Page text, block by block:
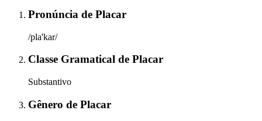
Pronúncia de Placar
/pla'kar/
Classe Gramatical de Placar
Substantivo
Gênero de Placar